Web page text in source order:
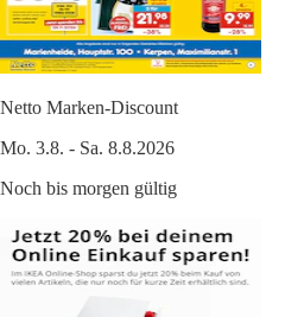
Netto Marken-Discount
Mo. 3.8. - Sa. 8.8.2026
Noch bis morgen gültig